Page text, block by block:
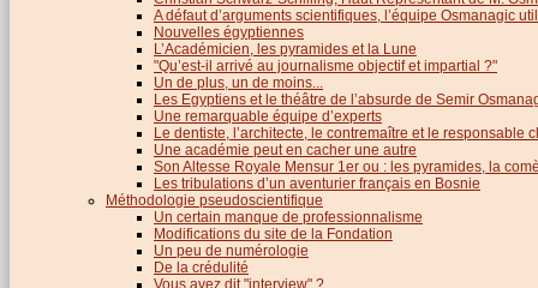
A défaut d’arguments scientifiques, l’équipe Osmanagic
Nouvelles égyptiennes
L’Académicien, les pyramides et la Lune
"Qu’est-il arrivé au journalisme objectif et impartial ?"
Un de plus, un de moins...
Les Egyptiens et le théâtre de l’absurde de Semir
Une remarquable équipe d’experts
Le dentiste, l’architecte, le contremaître et le responsable
Une académie peut en cacher une autre
Son Altesse Royale Mensur 1er ou : les pyramides, la
Les tribulations d’un aventurier français en Bosnie
Méthodologie pseudoscientifique
Un certain manque de professionnalisme
Modifications du site de la Fondation
Un peu de numérologie
De la crédulité
Vous avez dit "interview" ?